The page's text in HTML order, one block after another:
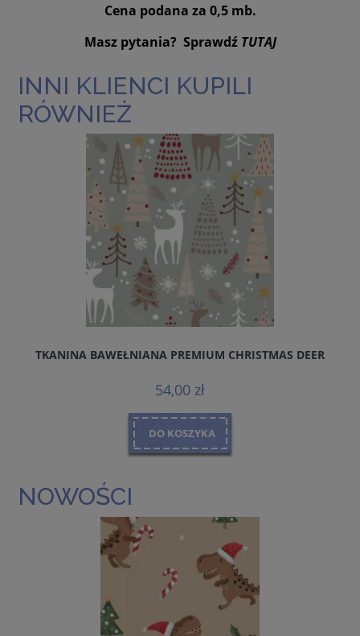
Cena podana za 0,5 mb.
Masz pytania? Sprawdź TUTAJ
INNI KLIENCI KUPILI
RÓWNIEŻ
TKANINA BAWEŁNIANA PREMIUM CHRISTMAS DEER
54,00 zł
DO KOSZYKA
NOWOŚCI